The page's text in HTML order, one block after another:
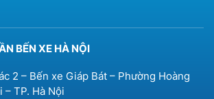
BẾN XE HÀ NỘI
2 – Bến xe Giáp Bát – Phường Hoàng
– TP. Hà Nội